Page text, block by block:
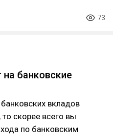
73
на банковские
вкладов
скорее всего вы
по банковским